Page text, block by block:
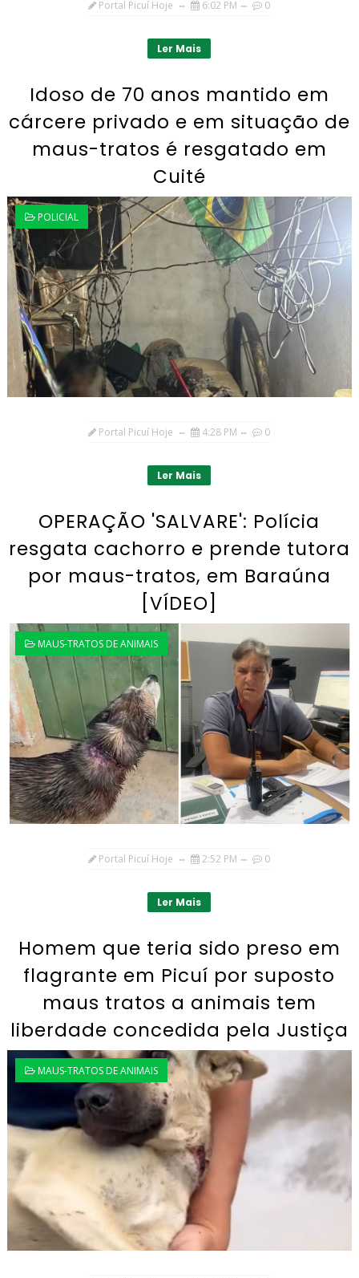
Portal Picuí Hoje 6:02 PM 0
Ler Mais
Idoso de 70 anos mantido em
cárcere privado e em situação de
maus-tratos é resgatado em
Cuité
POLICIAL
Portal Picuí Hoje 4:28 PM 0
Ler Mais
OPERAÇÃO 'SALVARE': Polícia
resgata cachorro e prende tutora
por maus-tratos, em Baraúna
[VÍDEO]
MAUS-TRATOS DE ANIMAIS
Portal Picuí Hoje 2:52 PM 0
Ler Mais
Homem que teria sido preso em
flagrante em Picuí por suposto
maus tratos a animais tem
liberdade concedida pela Justiça
MAUS-TRATOS DE ANIMAIS